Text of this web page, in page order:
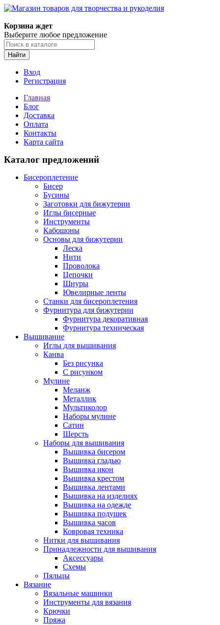
Корзина ждет
Выберите любое предложение
Найти
Вход
Регистрация
Главная
Блог
Доставка
Оплата
Контакты
Карта сайта
Каталог предложений
Бисероплетение
Бисер
Бусины
Заготовки для бижутерии
Иглы бисерные
Инструменты
Кабошоны
Основы для бижутерии
Леска
Нити
Проволока
Цепочки
Шнуры
Ювелирные ленты
Станки для бисероплетения
Фурнитура для бижутерии
Фурнитура декоративная
Фурнитура техническая
Вышивание
Иглы для вышивания
Канва
Без рисунка
С рисунком
Мулине
Меланж
Металлик
Мультиколор
Наборы мулине
Сатин
Шерсть
Наборы для вышивания
Вышивка бисером
Вышивка гладью
Вышивка икон
Вышивка крестом
Вышивка лентами
Вышивка на изделиях
Вышивка на одежде
Вышивка подушек
Вышивка часов
Ковровая техника
Нитки для вышивания
Принадлежности для вышивания
Аксессуары
Схемы
Пяльцы
Вязание
Вязальные машинки
Инструменты для вязания
Крючки
Пряжа